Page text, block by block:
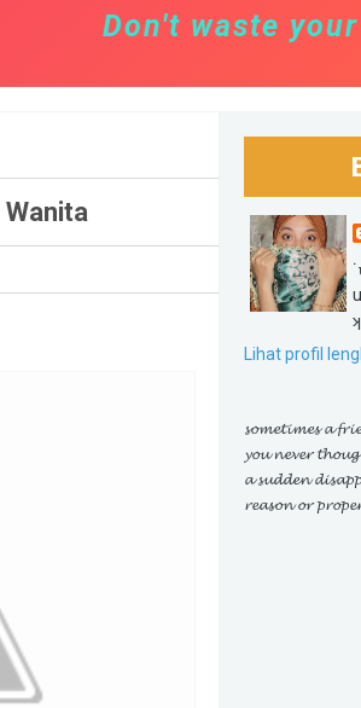
Don't waste your
Wanita
Lihat profil
𝓼𝓸𝓶𝓮𝓽𝓲𝓶𝓮𝓼 𝓪
𝔂𝓸𝓾 𝓷𝓮𝓿𝓮𝓻
𝓪 𝓼𝓾𝓭𝓭𝓮𝓷
𝓻𝓮𝓪𝓼𝓸𝓷 𝓸𝓻